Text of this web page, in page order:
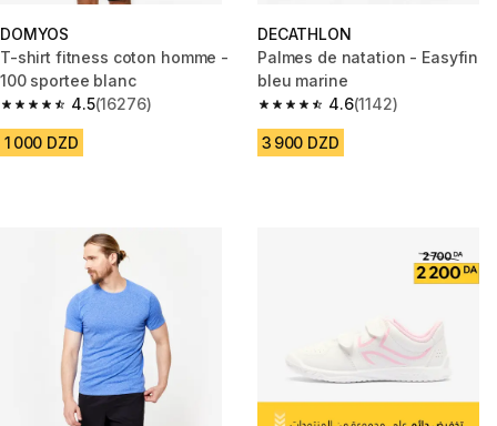
DOMYOS
T-shirt fitness coton homme -
100 sportee blanc
4.5
4.5 out of 5 stars from 16276 reviews
(16276)
1 000 DZD
DECATHLON
Palmes de natation - Easyfin
bleu marine
4.6
4.6 out of 5 stars from 1142
(1142)
3 900 DZD